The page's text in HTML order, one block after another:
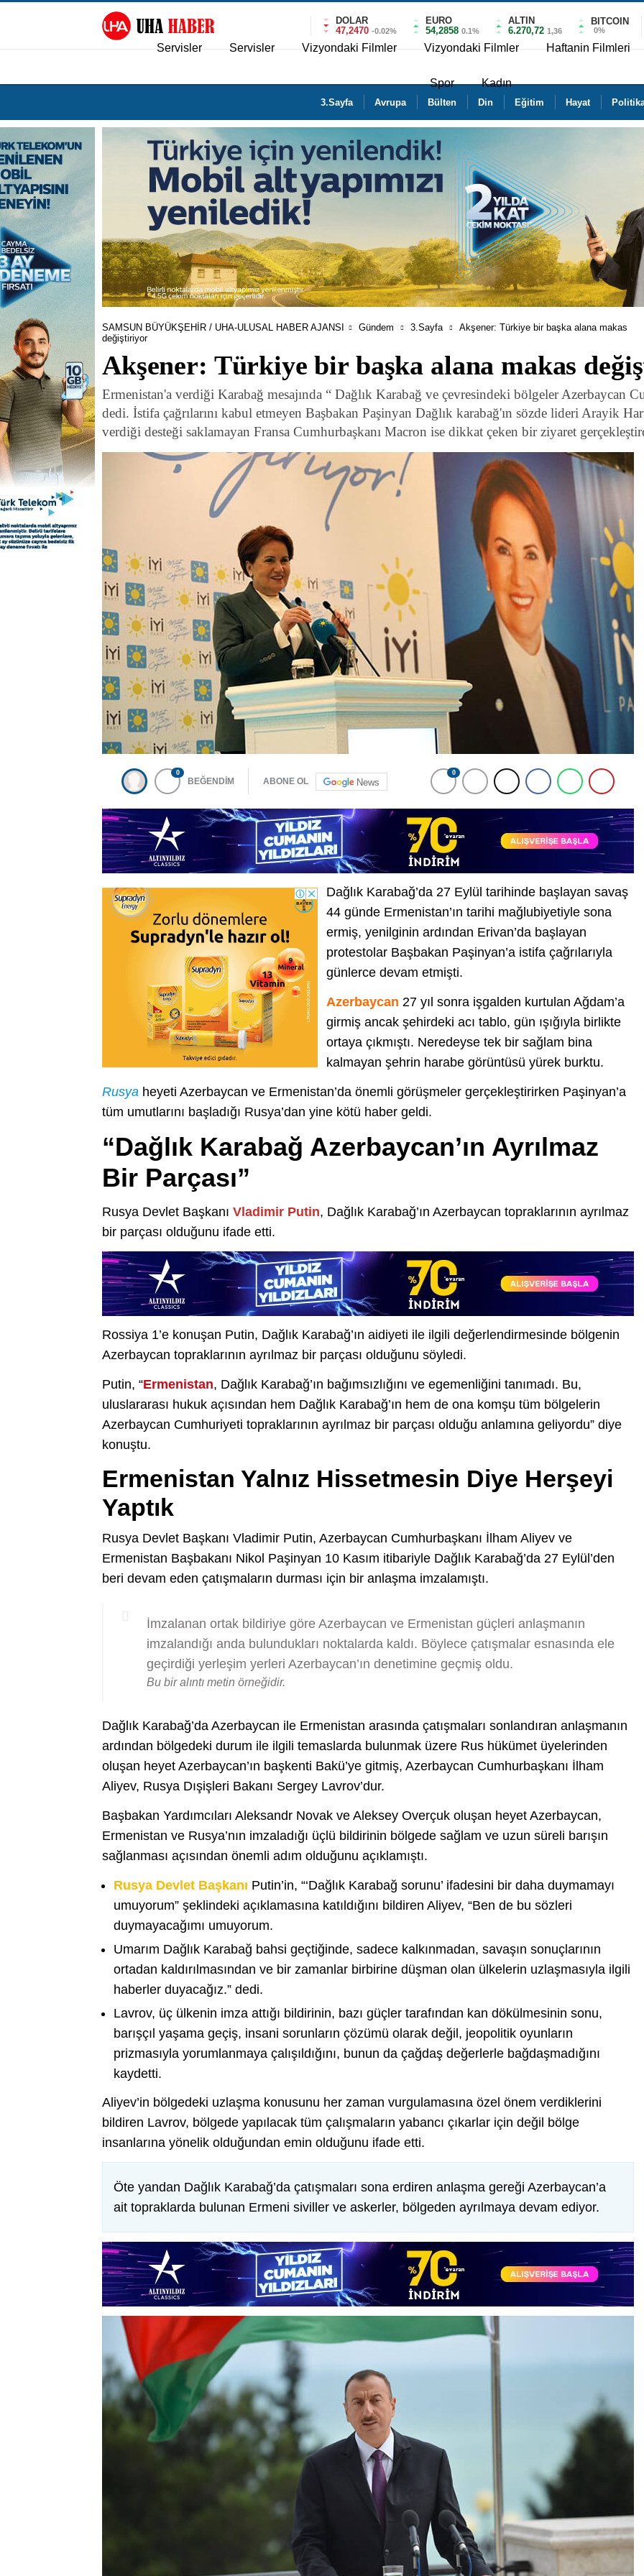
DOLAR
47,2470 -0.02%
EURO
54,2858 0.1%
ALTIN
6.270,72 1,36
BITCOIN
0%
Servisler Servisler Vizyondaki Filmler Vizyondaki Filmler Haftanin Filmleri
Spor Kadın
3.Sayfa Avrupa Bülten Din Eğitim Hayat
SAMSUN BÜYÜKŞEHİR / UHA-ULUSAL HABER AJANSI Gündem 3.Sayfa
Akşener: Türkiye bir başka alana makas
değiştiriyor
Akşener: Türkiye bir başka alana makas
Ermenistan'a verdiği Karabağ mesajında “ Dağlık Karabağ ve çevresindeki bölgeler Azerbaycan
dedi. İstifa çağrılarını kabul etmeyen Başbakan Paşinyan Dağlık karabağ'ın sözde lideri Arayik
verdiği desteği saklamayan Fransa Cumhurbaşkanı Macron ise dikkat çeken bir ziyaret
0
BEĞENDİM ABONE OL News
0
Dağlık Karabağ’da 27 Eylül tarihinde başlayan savaş
44 günde Ermenistan’ın tarihi mağlubiyetiyle sona
ermiş, yenilginin ardından Erivan’da başlayan
protestolar Başbakan Paşinyan’a istifa çağrılarıyla
günlerce devam etmişti.
Azerbaycan 27 yıl sonra işgalden kurtulan Ağdam’a
girmiş ancak şehirdeki acı tablo, gün ışığıyla birlikte
ortaya çıkmıştı. Neredeyse tek bir sağlam bina
kalmayan şehrin harabe görüntüsü yürek burktu.
Rusya heyeti Azerbaycan ve Ermenistan’da önemli görüşmeler gerçekleştirirken Paşinyan’a
tüm umutlarını başladığı Rusya’dan yine kötü haber geldi.
“Dağlık Karabağ Azerbaycan’ın Ayrılmaz
Bir Parçası”
Rusya Devlet Başkanı Vladimir Putin, Dağlık Karabağ’ın Azerbaycan topraklarının ayrılmaz
bir parçası olduğunu ifade etti.
Rossiya 1’e konuşan Putin, Dağlık Karabağ’ın aidiyeti ile ilgili değerlendirmesinde bölgenin
Azerbaycan topraklarının ayrılmaz bir parçası olduğunu söyledi.
Putin, “Ermenistan, Dağlık Karabağ’ın bağımsızlığını ve egemenliğini tanımadı. Bu,
uluslararası hukuk açısından hem Dağlık Karabağ’ın hem de ona komşu tüm bölgelerin
Azerbaycan Cumhuriyeti topraklarının ayrılmaz bir parçası olduğu anlamına geliyordu” diye
konuştu.
Ermenistan Yalnız Hissetmesin Diye Herşeyi
Yaptık
Rusya Devlet Başkanı Vladimir Putin, Azerbaycan Cumhurbaşkanı İlham Aliyev ve
Ermenistan Başbakanı Nikol Paşinyan 10 Kasım itibariyle Dağlık Karabağ’da 27 Eylül’den
beri devam eden çatışmaların durması için bir anlaşma imzalamıştı.
İmzalanan ortak bildiriye göre Azerbaycan ve Ermenistan güçleri anlaşmanın
imzalandığı anda bulundukları noktalarda kaldı. Böylece çatışmalar esnasında ele
geçirdiği yerleşim yerleri Azerbaycan’ın denetimine geçmiş oldu.
Bu bir alıntı metin örneğidir.
Dağlık Karabağ’da Azerbaycan ile Ermenistan arasında çatışmaları sonlandıran anlaşmanın
ardından bölgedeki durum ile ilgili temaslarda bulunmak üzere Rus hükümet üyelerinden
oluşan heyet Azerbaycan’ın başkenti Bakü’ye gitmiş, Azerbaycan Cumhurbaşkanı İlham
Aliyev, Rusya Dışişleri Bakanı Sergey Lavrov’dur.
Başbakan Yardımcıları Aleksandr Novak ve Aleksey Overçuk oluşan heyet Azerbaycan,
Ermenistan ve Rusya’nın imzaladığı üçlü bildirinin bölgede sağlam ve uzun süreli barışın
sağlanması açısından önemli adım olduğunu açıklamıştı.
Rusya Devlet Başkanı Putin’in, “‘Dağlık Karabağ sorunu’ ifadesini bir daha duymamayı
umuyorum” şeklindeki açıklamasına katıldığını bildiren Aliyev, “Ben de bu sözleri
duymayacağımı umuyorum.
Umarım Dağlık Karabağ bahsi geçtiğinde, sadece kalkınmadan, savaşın sonuçlarının
ortadan kaldırılmasından ve bir zamanlar birbirine düşman olan ülkelerin uzlaşmasıyla ilgili
haberler duyacağız.” dedi.
Lavrov, üç ülkenin imza attığı bildirinin, bazı güçler tarafından kan dökülmesinin sonu,
barışçıl yaşama geçiş, insani sorunların çözümü olarak değil, jeopolitik oyunların
prizmasıyla yorumlanmaya çalışıldığını, bunun da çağdaş değerlerle bağdaşmadığını
kaydetti.
Aliyev’in bölgedeki uzlaşma konusunu her zaman vurgulamasına özel önem verdiklerini
bildiren Lavrov, bölgede yapılacak tüm çalışmaların yabancı çıkarlar için değil bölge
insanlarına yönelik olduğundan emin olduğunu ifade etti.
Öte yandan Dağlık Karabağ’da çatışmaları sona erdiren anlaşma gereği Azerbaycan’a
ait topraklarda bulunan Ermeni siviller ve askerler, bölgeden ayrılmaya devam ediyor.